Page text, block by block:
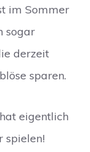
im Sommer
sogar
derzeit
sparen.
eigentlich
spielen!